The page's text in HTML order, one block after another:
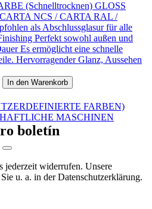
(Schnelltrocknen) GLOSS
NCS / CARTA RAL /
als Abschlussglasur für alle
Perfekt sowohl außen und
Es ermöglicht eine schnelle
Hervorragender Glanz, Aussehen
In den Warenkorb
boletín
jederzeit widerrufen. Unsere
u. a. in der Datenschutzerklärung.